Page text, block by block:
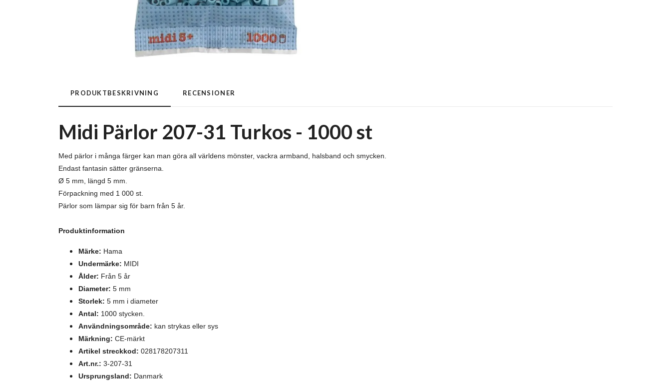
PRODUKTBESKRIVNING RECENSIONER
Midi Pärlor 207-31 Turkos - 1000 st
Med pärlor i många färger kan man göra all världens mönster, vackra armband, halsband och smycken.
Endast fantasin sätter gränserna.
Ø 5 mm, längd 5 mm.
Förpackning med 1 000 st.
Pärlor som lämpar sig för barn från 5 år.
Produktinformation
Märke: Hama
Undermärke: MIDI
Ålder: Från 5 år
Diameter: 5 mm
Storlek: 5 mm i diameter
Antal: 1000 stycken.
Användningsområde: kan strykas eller sys
Märkning: CE-märkt
Artikel streckkod: 028178207311
Art.nr.: 3-207-31
Ursprungsland: Danmark